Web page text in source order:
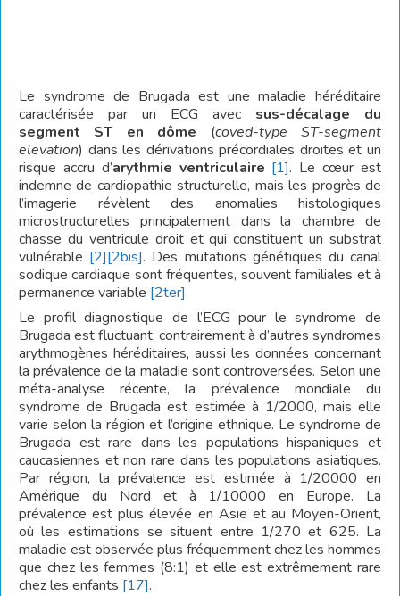
Le syndrome de Brugada est une maladie héréditaire
caractérisée par un ECG avec sus-décalage du
segment ST
en dôme (coved-type ST-segment
elevation) dans les dérivations précordiales droites et un
risque accru d’arythmie ventriculaire [1]. Le cœur est
indemne de cardiopathie structurelle, mais les progrès de
l’imagerie révèlent des anomalies histologiques
microstructurelles principalement dans la chambre de
chasse du ventricule droit et qui constituent un substrat
vulnérable [2][2bis]. Des mutations génétiques du canal
sodique cardiaque sont fréquentes, souvent familiales et à
permanence variable [2ter].
Le profil diagnostique de l’ECG pour le syndrome de
Brugada est fluctuant, contrairement à d’autres syndromes
arythmogènes héréditaires, aussi les données concernant
la prévalence de la maladie sont controversées. Selon une
méta-analyse récente, la prévalence mondiale du
syndrome de Brugada est estimée à 1/2000, mais elle
varie selon la région et l’origine ethnique. Le syndrome de
Brugada est rare dans les populations hispaniques et
caucasiennes et non rare dans les populations asiatiques.
Par région, la prévalence est estimée à 1/20000 en
Amérique du Nord et à 1/10000 en Europe. La
prévalence est plus élevée en Asie et au Moyen-Orient,
où les estimations se situent entre 1/270 et 625. La
maladie est observée plus fréquemment chez les hommes
que chez les femmes (8:1) et elle est extrêmement rare
chez les enfants [17].